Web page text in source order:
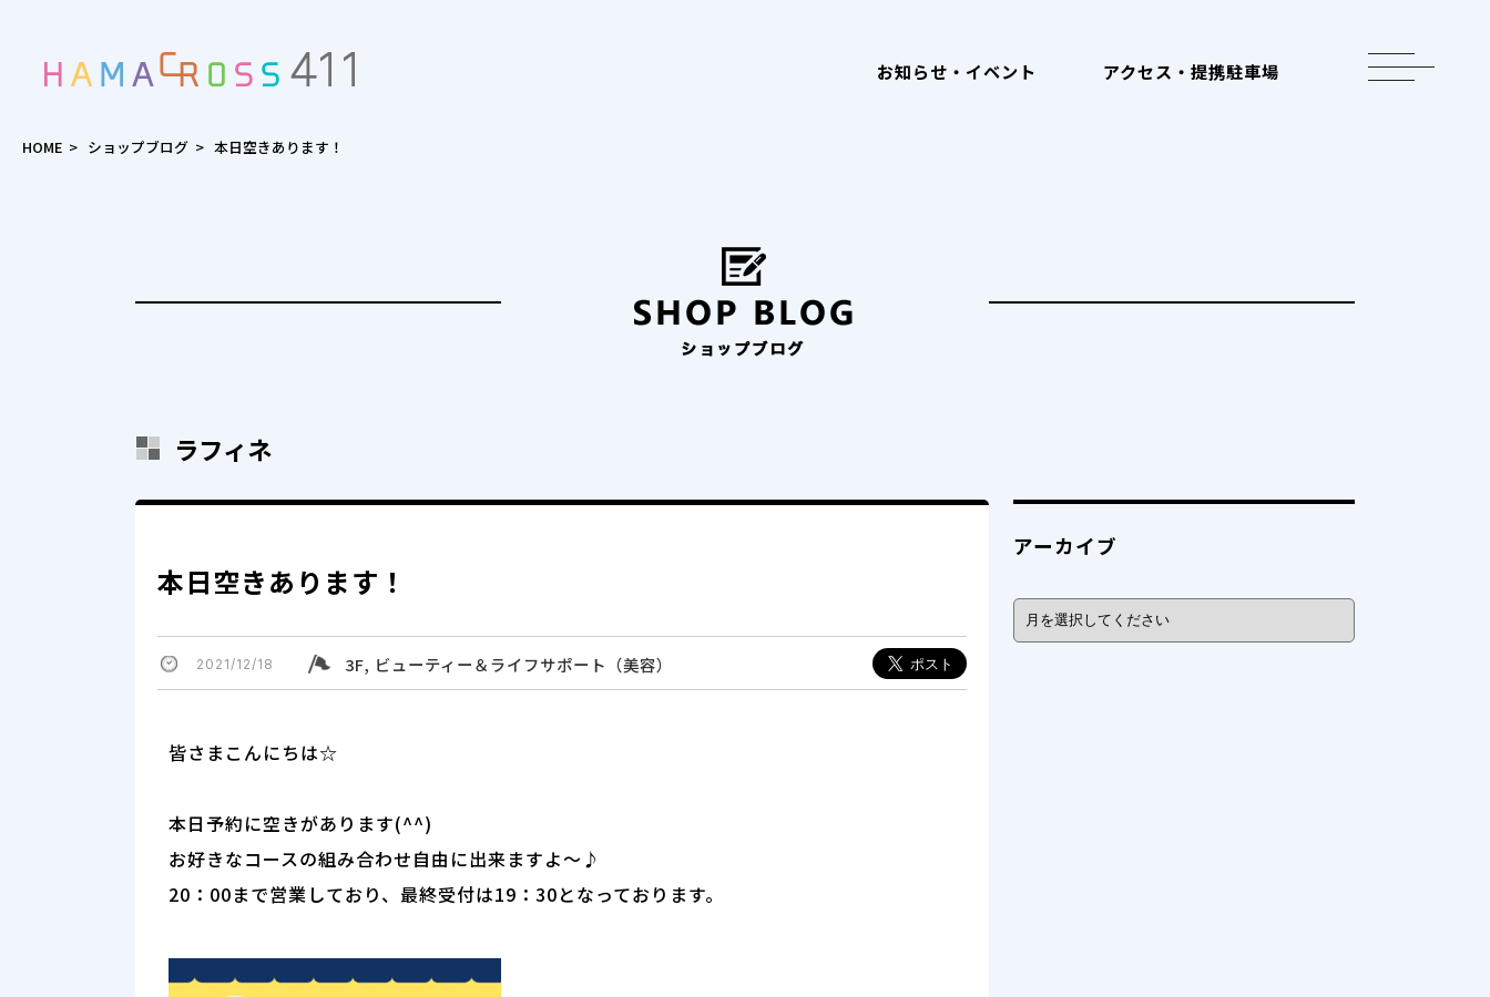
お知らせ・イベント アクセス・提携駐車場
navigation
HOME > ショップブログ > 本日空きあります！
ラフィネ
本日空きあります！
2021/12/18 3F, ビューティー＆ライフサポート（美容）
皆さまこんにちは☆
本日予約に空きがあります(^^)
お好きなコースの組み合わせ自由に出来ますよ～♪
20：00まで営業しており、最終受付は19：30となっております。
アーカイブ